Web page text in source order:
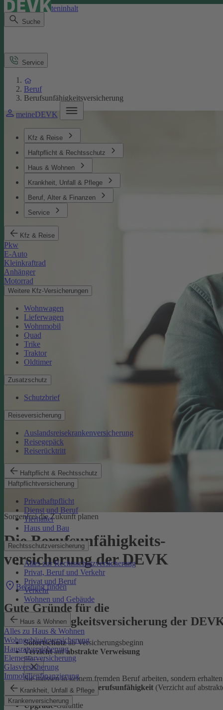
Direkt zum Seiteninhalt
Suche
meineDEVK
Kfz & Reise
Haftpflicht & Rechtsschutz
Haus & Wohnen
Krankheit, Unfall & Pflege
Beruf, Alter & Finanzen
Service
Kfz & Reise
Pkw
E-Auto
Kleinkraftrad
Anhänger
Motorrad
Weitere Kfz-Versicherungen
Wohnwagen
Lieferwagen
Wohnmobil
Quad
Trike
Traktor
Oldtimer
Zusatzschutz
Schutzbrief
Reiseversicherung
Auslandsreisekrankenversicherung
Reisegepäck
Reiserücktritt
Haftpflicht & Rechtsschutz
Haftpflichtversicherung
Privathaftpflicht
Dienst und Beruf
Tierhalter
Haus und Bau
Rechtsschutzversicherung
Alles zur Rechtsschutzversicherung
Privat, Beruf und Verkehr
Privat und Beruf
Verkehr
Wohnen und Gebäude
Haus & Wohnen
Alles zu Haus & Wohnen
Wohngebäudeversicherung
Hausratversicherung
Elementarversicherung
Glasversicherung
Immobilienfinanzierung
Krankheit, Unfall & Pflege
Krankenversicherung
Service
Beruf
Berufsunfähigkeitsversicherung
Sorgenfrei die Zukunft planen
Die Berufsunfähigkeits­
versicherung der DEVK
Beratung finden
Gute Gründe für die
Berufsunfähigkeitsversicherung der
Sofortschutzab Versicherungsbeginn
Verzichtaufabstrakte Verweisung
Sie müssen in keinem fremden Beruf arbeiten, sondern erhalten
volle Leistungen bei Berufsunfähigkeit (Verzicht auf
Verweisung).
Upgrade-Garantie